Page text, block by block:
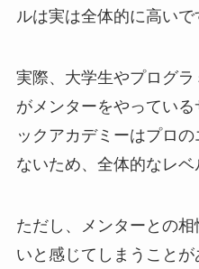
ルは実は全体的に高いで
実際、大学生やプログ
がメンターをやってい
ックアカデミーはプロ
ないため、全体的なレベ
ただし、メンターとの
いと感じてしまうことが